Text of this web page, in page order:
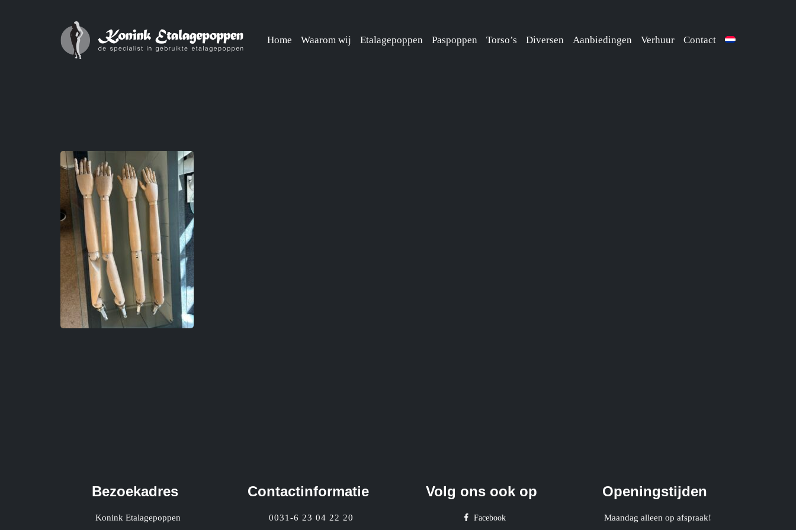
Home Waarom wij Etalagepoppen Paspoppen Torso’s Diversen Aanbiedingen Verhuur Contact
Bezoekadres
Konink Etalagepoppen
Contactinformatie
0031-6 23 04 22 20
Volg ons ook op
Facebook
Openingstijden
Maandag alleen op afspraak!